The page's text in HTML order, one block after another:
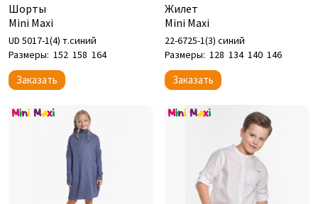
Шорты
Mini Maxi
UD 5017-1(4) т.синий
Размеры: 152 158 164
Заказать
Жилет
Mini Maxi
22-6725-1(3) синий
Размеры: 128 134 140 146
Заказать